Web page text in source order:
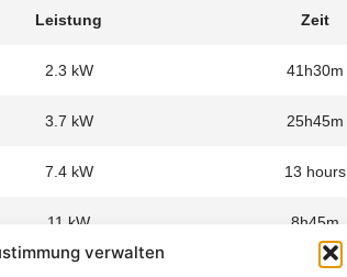
verwalten
Leistung Zeit
2.3 kW 41h30m
3.7 kW 25h45m
7.4 kW 13 hours
11 kW 8h45m